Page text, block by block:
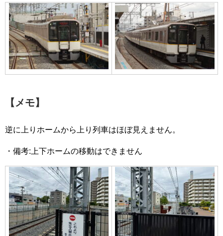
【メモ】
逆に上りホームから上り列車はほぼ見えません。
・備考:上下ホームの移動はできません